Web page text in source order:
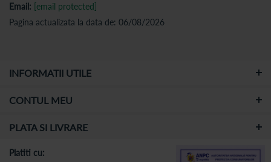
Email: [email protected]
Pagina actualizata la data de: 06/08/2026
INFORMATII UTILE
CONTUL MEU
PLATA SI LIVRARE
Platiti cu: